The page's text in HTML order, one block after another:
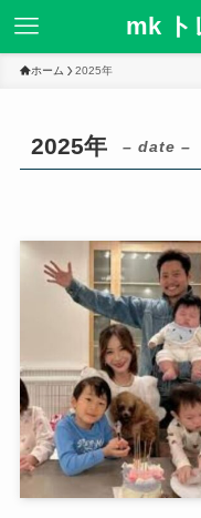
mk ト
ホーム 2025年
2025年 – date –